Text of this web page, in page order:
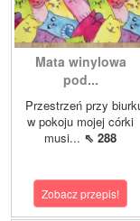
Mata winylowa
pod...
Przestrzeń przy
w pokoju mojej córki
musi... ⇖ 288
Zobacz przepis!